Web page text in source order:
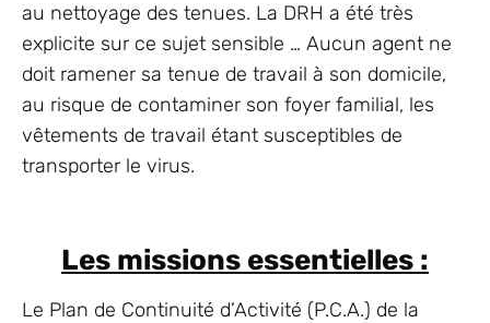
au nettoyage des tenues. La DRH a été très
explicite sur ce sujet sensible … Aucun agent ne
doit ramener sa tenue de travail à son domicile,
au risque de contaminer son foyer familial, les
vêtements de travail étant susceptibles de
transporter le virus.
Les missions essentielles :
Le Plan de Continuité d’Activité (P.C.A.) de la